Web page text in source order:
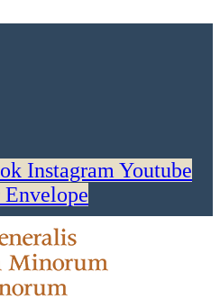
Instagram Youtube
Envelope